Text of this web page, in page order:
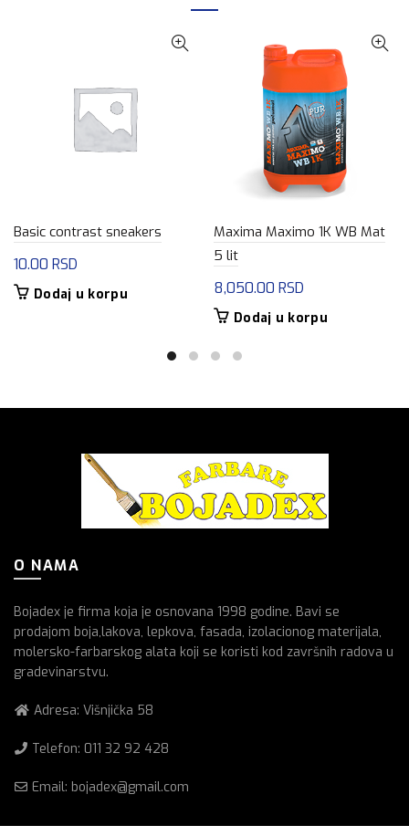
Basic contrast sneakers
10.00 RSD
Dodaj u korpu
Maxima Maximo 1K WB Mat
5 lit
8,050.00 RSD
Dodaj u korpu
O NAMA
Bojadex je firma koja je osnovana 1998 godine. Bavi se
prodajom boja,lakova, lepkova, fasada, izolacionog materijala,
molersko-farbarskog alata koji se koristi kod završnih radova u
gradevinarstvu.
Adresa: Višnjička 58
Telefon: 011 32 92 428
Email: bojadex@gmail.com